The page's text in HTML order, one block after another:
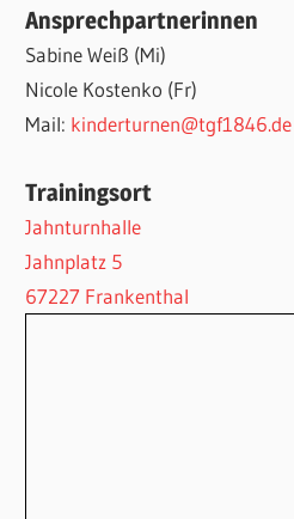
Ansprechpartnerinnen
Sabine Weiß (Mi)
Nicole Kostenko (Fr)
Mail: kinderturnen@tgf1846.de
Trainingsort
Jahnturnhalle
Jahnplatz 5
67227 Frankenthal